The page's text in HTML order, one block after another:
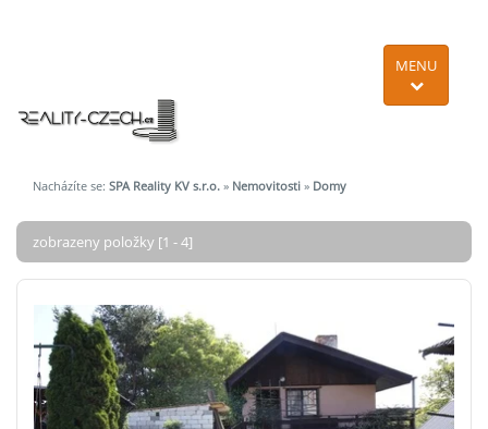
MENU
Nacházíte se: SPA Reality KV s.r.o. » Nemovitosti » Domy
zobrazeny položky [1 - 4]